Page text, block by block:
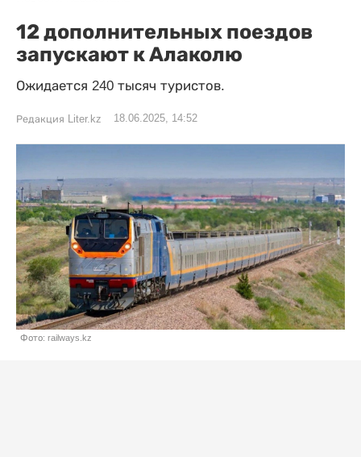
12 дополнительных поездов
запускают к Алаколю
Ожидается 240 тысяч туристов.
Редакция Liter.kz 18.06.2025, 14:52
Фото: railways.kz